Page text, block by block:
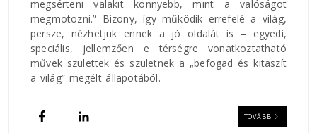
megsérteni valakit könnyebb, mint a valóságot
megmotozni.” Bizony, így működik errefelé a világ,
persze, nézhetjük ennek a jó oldalát is – egyedi,
speciális, jellemzően e térségre vonatkoztatható
művek születtek és születnek a „befogad és kitaszít
a világ” megélt állapotából.
TOVÁBB